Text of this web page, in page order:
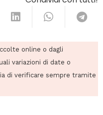
online o dagli
variazioni di date o
di verificare sempre tramite